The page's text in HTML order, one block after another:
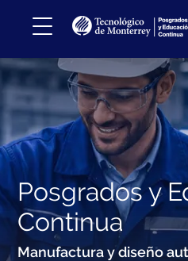
Posgrados y
Continua
Manufactura y diseño